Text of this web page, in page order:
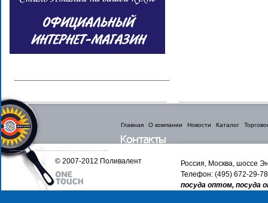
Главная О компании Новости Каталог
Россия, Москва, шоссе
Телефон: (495) 672-29-
посуда оптом, посуда
© 2007-2012 Поливалент